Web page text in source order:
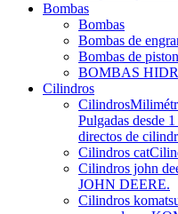
Bombas
Bombas
Bombas de
Bombas de
BOMBAS
Cilindros
Cilindros
Pulgadas desde
directos de
Cilindros cat
Cilindros john
JOHN DEERE.
Cilindros